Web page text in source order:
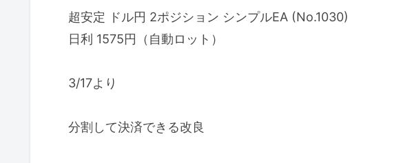
超安定 ドル円 2ポジション シンプルEA (No.1030)
日利 1575円（自動ロット）
3/17より
分割して決済できる改良